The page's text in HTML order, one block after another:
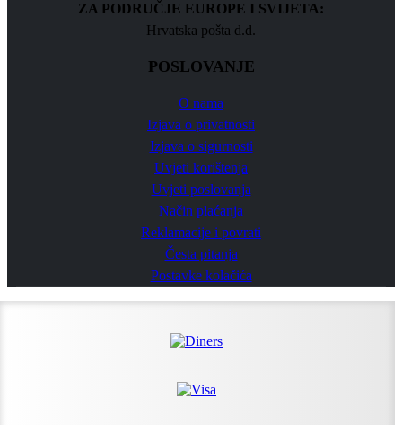
ZA PODRUČJE EUROPE I SVIJETA:
Hrvatska pošta d.d.
POSLOVANJE
O nama
Izjava o privatnosti
Izjava o sigurnosti
Uvjeti korištenja
Uvjeti poslovanja
Način plaćanja
Reklamacije i povrati
Česta pitanja
Postavke kolačića